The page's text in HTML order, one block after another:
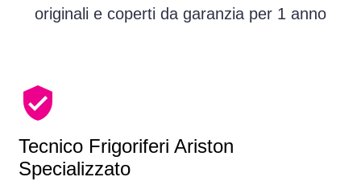
originali e coperti da garanzia per 1 anno
Tecnico Frigoriferi Ariston
Specializzato